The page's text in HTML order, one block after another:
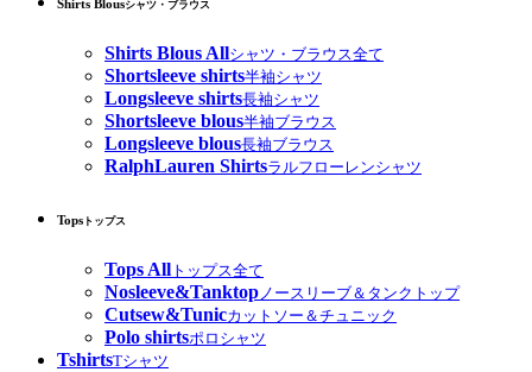
Shirts Blousシャツ・ブラウス
Shirts Blous Allシャツ・ブラウス全て
Shortsleeve shirts半袖シャツ
Longsleeve shirts長袖シャツ
Shortsleeve blous半袖ブラウス
Longsleeve blous長袖ブラウス
RalphLauren Shirtsラルフローレンシャツ
Tops トップス
Tops All トップス全て
Nosleeve&Tanktopノースリーブ＆タンクトップ
Cutsew&Tunicカットソー＆チュニック
Polo shirtsポロシャツ
TshirtsTシャツ